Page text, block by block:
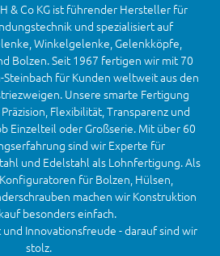
& Co KG ist führender Hersteller für
und spezialisiert auf
Winkelgelenke, Gelenkköpfe,
Bolzen. Seit 1967 fertigen wir mit 70
für Kunden weltweit aus den
Unsere smarte Fertigung
Flexibilität, Transparenz und
Einzelteil oder Großserie. Mit über 60
sind wir Experte für
und Edelstahl als Lohnfertigung. Als
für Bolzen, Hülsen,
machen wir Konstruktion
besonders einfach.
Innovationsfreude - darauf sind wir
stolz.